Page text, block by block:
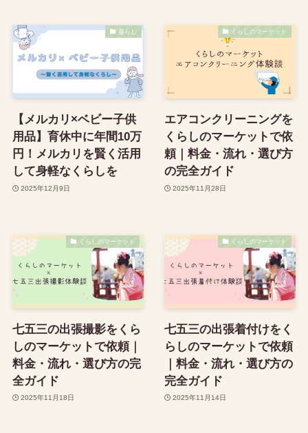
暮らし
【メルカリ×ベビー子供
用品】育休中に年間10万
円！メルカリを賢く活用
して身軽なくらしを
2025年12月9日
くらしのマーケット
エアコンクリーニングを
くらしのマーケットで依
頼｜料金・流れ・選び方
の完全ガイド
2025年11月28日
くらしのマーケット
七五三の出張撮影をくら
しのマーケットで依頼｜
料金・流れ・選び方の完
全ガイド
2025年11月18日
くらしのマーケット
七五三の出張着付けをく
らしのマーケットで依頼
｜料金・流れ・選び方の
完全ガイド
2025年11月14日